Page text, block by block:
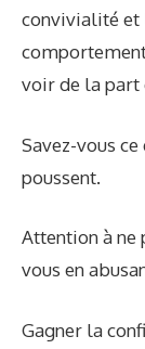
convivialité et
voir de la part
Savez-vous
poussent.
Attention à ne
vous en
Gagner la